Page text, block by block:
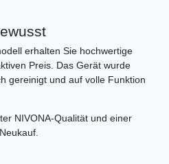
erhalten Sie hochwertige
Preis. Das Gerät wurde
gereinigt und auf volle Funktion
NIVONA-Qualität und einer